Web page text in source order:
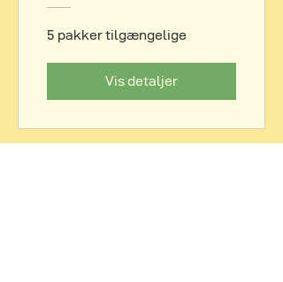
5 pakker tilgængelige
Vis detaljer